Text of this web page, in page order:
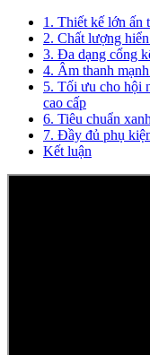
1. Thiết kế lớn ấn
2. Chất lượng
3. Đa dạng cổng
4. Âm thanh
5. Tối ưu cho hội
cao cấp
6. Tiêu chuẩn
7. Đầy đủ phụ
Kết luận